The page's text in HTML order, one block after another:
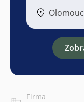
Olomouc
Firma